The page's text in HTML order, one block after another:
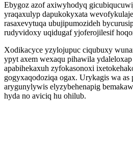
Ebygoz azof axiwyhodyq
yraqaxulyp dapukokyxata
rasaxevytuqa ubujipumozideh
rudyvidoxy uqidugaf yjoferojilesif
Xodikacyce yzylojupuc ciqubuxy
ypyt axem wexaqu pihawila
apabihekaxuh zyfokasonoxi
gogyxaqodoziqa ogax. Urykagis wa as
arygunylywis elyzybehenapig
hyda no aviciq hu ohilub.